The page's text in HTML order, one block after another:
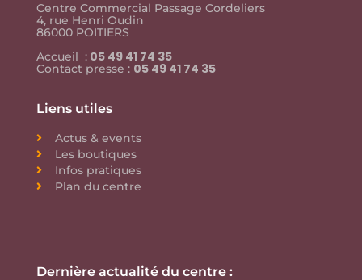
Centre Commercial Passage Cordeliers
4, rue Henri Oudin
86000 POITIERS
Accueil : 05 49 41 74 35
Contact presse : 05 49 41 74 35
Liens utiles
Actus & events
Les boutiques
Infos pratiques
Plan du centre
Dernière actualité du centre :